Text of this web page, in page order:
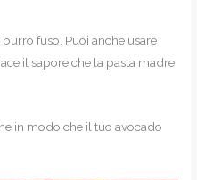
fuso. Puoi anche usare
il sapore che la pasta madre
in modo che il tuo avocado